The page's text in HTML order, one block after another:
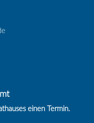
einen Termin.